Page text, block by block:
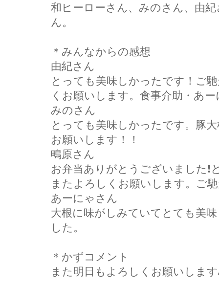
和ヒーローさん、みのさん、由
ん。
＊みんなからの感想
由紀さん
とっても美味しかったです！ご
くお願いします。食事介助・あ
みのさん
とっても美味しかったです。豚
お願いします！！
鴫原さん
お弁当ありがとうございました
またよろしくお願いします。ご馳
あーにゃさん
大根に味がしみていてとても美
した。
＊かずコメント
また明日もよろしくお願いしま